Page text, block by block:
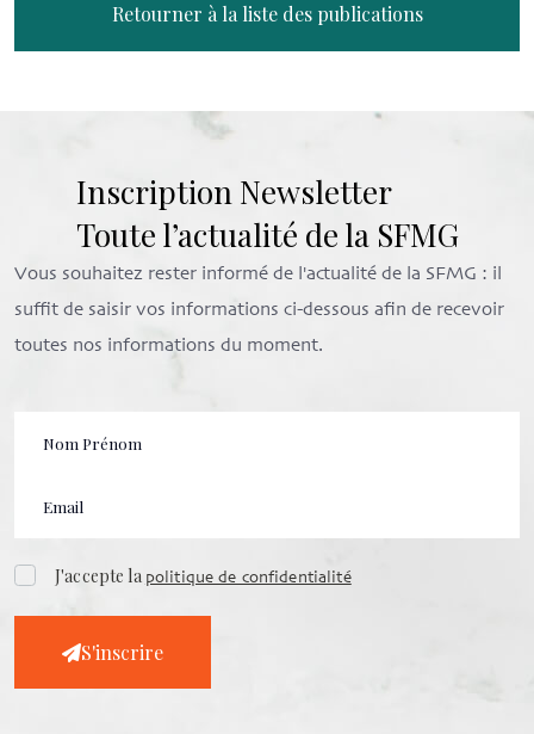
Retourner à la liste des publications
Inscription Newsletter
Toute l’actualité de la SFMG
Vous souhaitez rester informé de l'actualité de la SFMG : il
suffit de saisir vos informations ci-dessous afin de recevoir
toutes nos informations du moment.
J'accepte lapolitique de confidentialité
S'inscrire